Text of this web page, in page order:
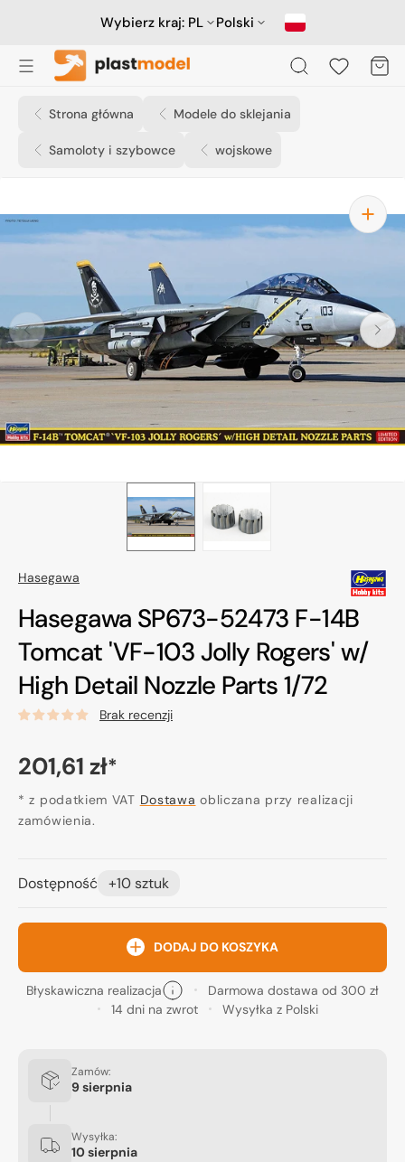
Wybierz kraj: PL Polski
Koszyk
Strona główna Modele do sklejania
Samoloty i szybowce wojskowe
Otwórz
media
1
w
widoku
Hasegawa
Hasegawa SP673-52473 F-14B
Tomcat 'VF-103 Jolly Rogers' w/
High Detail Nozzle Parts 1/72
Brak recenzji
Cena
regularna
201,61 zł*
* z podatkiem VAT Dostawa obliczana przy realizacji
zamówienia.
Dostępność +10 sztuk
DODAJ DO KOSZYKA
Błyskawiczna realizacja
Darmowa dostawa od 300 zł
14 dni na zwrot
Wysyłka z Polski
Zamów:
9 sierpnia
Wysyłka:
10 sierpnia